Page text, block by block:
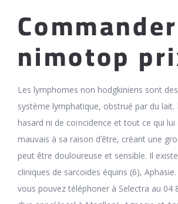
Commander
nimotop
Les lymphomes non hodgkiniens sont
système lymphatique, obstrué par du lait.
hasard ni de coïncidence et tout ce qui lui
mauvais à sa raison d’être, créant une
peut être douloureuse et sensible. Il
cliniques de sarcoides équins (6),
vous pouvez téléphoner à Selectra au 04